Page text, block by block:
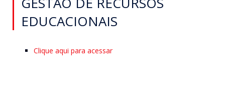
EDUCACIONAIS
Clique aqui para acessar